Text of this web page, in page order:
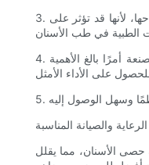
3. التفتيش: يعد الفحص المنتظم لأدوات تنظيف حصوات الأسنان أمرًا بالغ الأهمية لتحديد أي علامات تآكل أو تلف أو تلوث. يجب التخلص من الأزيزات التي تظهر عليها علامات التآكل أو التلف أو إصلاحها، لأنها قد تؤثر على
4. التزييت: يعد التزييت المناسب لقطع الأسنان اليدوية أمرًا ضروريًا للحفاظ على كفاءة وطول عمر أدوات إزالة حصى الأسنان. يعد استخدام مواد التشحيم الموصى بها واتباع إرشادات الشركة المصنعة أمرًا بالغ الأهمية
والصيانة المناسبة
حصى الأسنان، مما يقلل